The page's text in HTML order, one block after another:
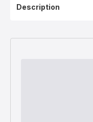
Description